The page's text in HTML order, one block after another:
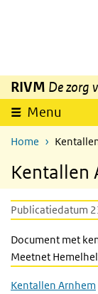
Overslaan en naar
RIVM De zorg
Menu
Home
Kentallen
Publicatiedatum
Document met
Meetnet
Kentallen Arnhem